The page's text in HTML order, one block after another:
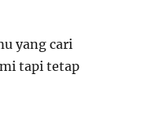
yang cari
tapi tetap